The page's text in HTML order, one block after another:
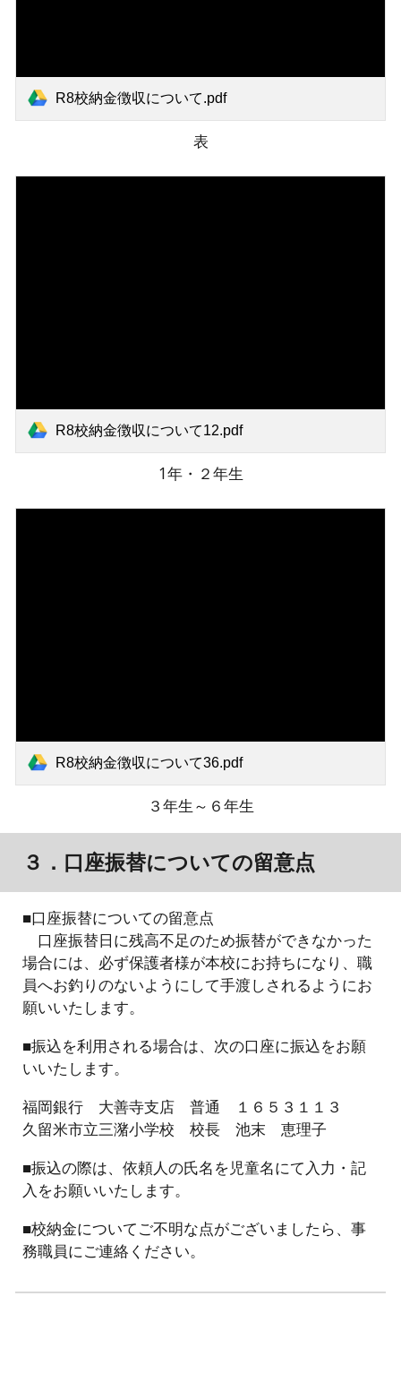
R8校納金徴収について.pdf
表
R8校納金徴収について12.pdf
1年・２年生
R8校納金徴収について36.pdf
３年生～６年生
３．口座振替についての留意点
■口座振替についての留意点
口座振替日に残高不足のため振替ができなかった
場合には、必ず保護者様が本校にお持ちになり、職
員へお釣りのないようにして手渡しされるようにお
願いいたします。
■振込を利用される場合は、次の口座に振込をお願
いいたします。
福岡銀行 大善寺支店 普通 １６５３１１３
久留米市立三潴小学校 校長 池末 恵理子
■振込の際は、依頼人の氏名を児童名にて入力・記
入をお願いいたします。
■校納金についてご不明な点がございましたら、事
務職員にご連絡ください。